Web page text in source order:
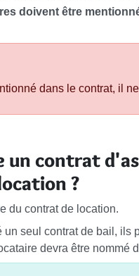
doivent être
dans le contrat, il
un contrat
?
du contrat de location.
seul contrat de bail, ils
devra être nommé